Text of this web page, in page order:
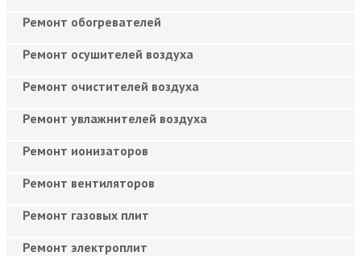
Ремонт обогревателей
Ремонт осушителей воздуха
Ремонт очистителей воздуха
Ремонт увлажнителей воздуха
Ремонт ионизаторов
Ремонт вентиляторов
Ремонт газовых плит
Ремонт электроплит